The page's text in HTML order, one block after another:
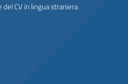
CV in lingua straniera